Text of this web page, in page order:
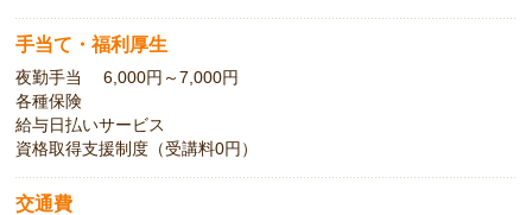
手当て・福利厚生
夜勤手当 6,000円～7,000円
各種保険
給与日払いサービス
資格取得支援制度（受講料0円）
交通費